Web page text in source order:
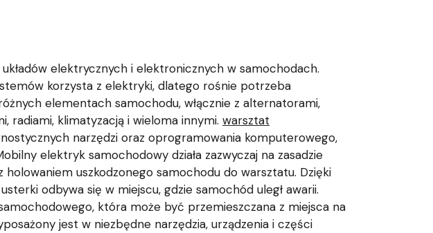
elektrycznych i elektronicznych w samochodach.
korzysta z elektryki, dlatego rośnie potrzeba
elementach samochodu, włącznie z alternatorami,
radiami, klimatyzacją i wieloma innymi. warsztat
narzędzi oraz oprogramowania komputerowego,
elektryk samochodowy działa zazwyczaj na zasadzie
uszkodzonego samochodu do warsztatu. Dzięki
odbywa się w miejscu, gdzie samochód uległ awarii.
która może być przemieszczana z miejsca na
jest w niezbędne narzędzia, urządzenia i części